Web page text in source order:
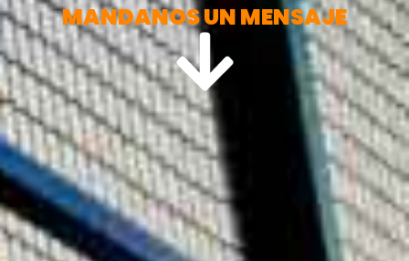
MANDANOS UN MENSAJE